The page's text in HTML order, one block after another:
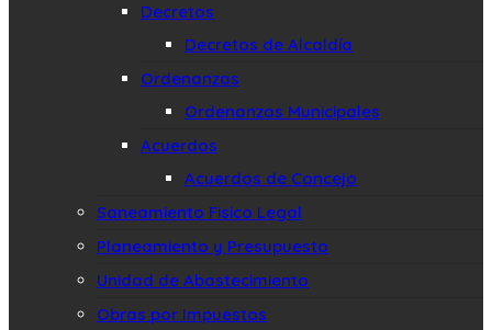
Decretos
Decretos de Alcaldía
Ordenanzas
Ordenanzas Municipales
Acuerdos
Acuerdos de Concejo
Saneamiento Fisico Legal
Planeamiento y Presupuesto
Unidad de Abastecimiento
Obras por Impuestos